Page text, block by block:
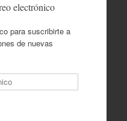
electrónico
para suscribirte a
de nuevas